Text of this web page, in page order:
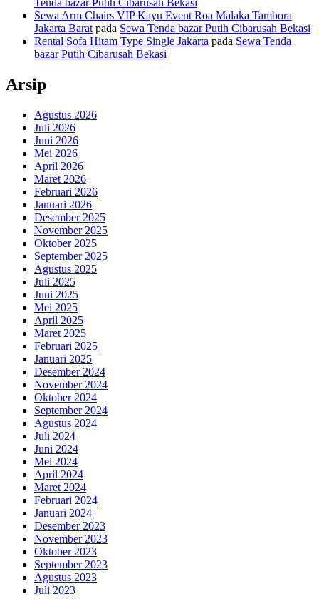
Tenda bazar Putih Cibarusah Bekasi
Sewa Arm Chairs VIP Kayu Event Roa Malaka Tambora
Jakarta Barat pada Sewa Tenda bazar Putih Cibarusah Bekasi
Rental Sofa Hitam Type Single Jakarta pada Sewa Tenda
bazar Putih Cibarusah Bekasi
Arsip
Agustus 2026
Juli 2026
Juni 2026
Mei 2026
April 2026
Maret 2026
Februari 2026
Januari 2026
Desember 2025
November 2025
Oktober 2025
September 2025
Agustus 2025
Juli 2025
Juni 2025
Mei 2025
April 2025
Maret 2025
Februari 2025
Januari 2025
Desember 2024
November 2024
Oktober 2024
September 2024
Agustus 2024
Juli 2024
Juni 2024
Mei 2024
April 2024
Maret 2024
Februari 2024
Januari 2024
Desember 2023
November 2023
Oktober 2023
September 2023
Agustus 2023
Juli 2023